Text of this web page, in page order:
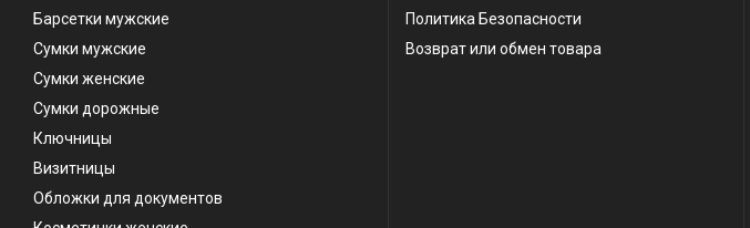
Барсетки мужские
Сумки мужские
Сумки женские
Сумки дорожные
Ключницы
Визитницы
Обложки для документов
Политика Безопасности
Возврат или обмен товара